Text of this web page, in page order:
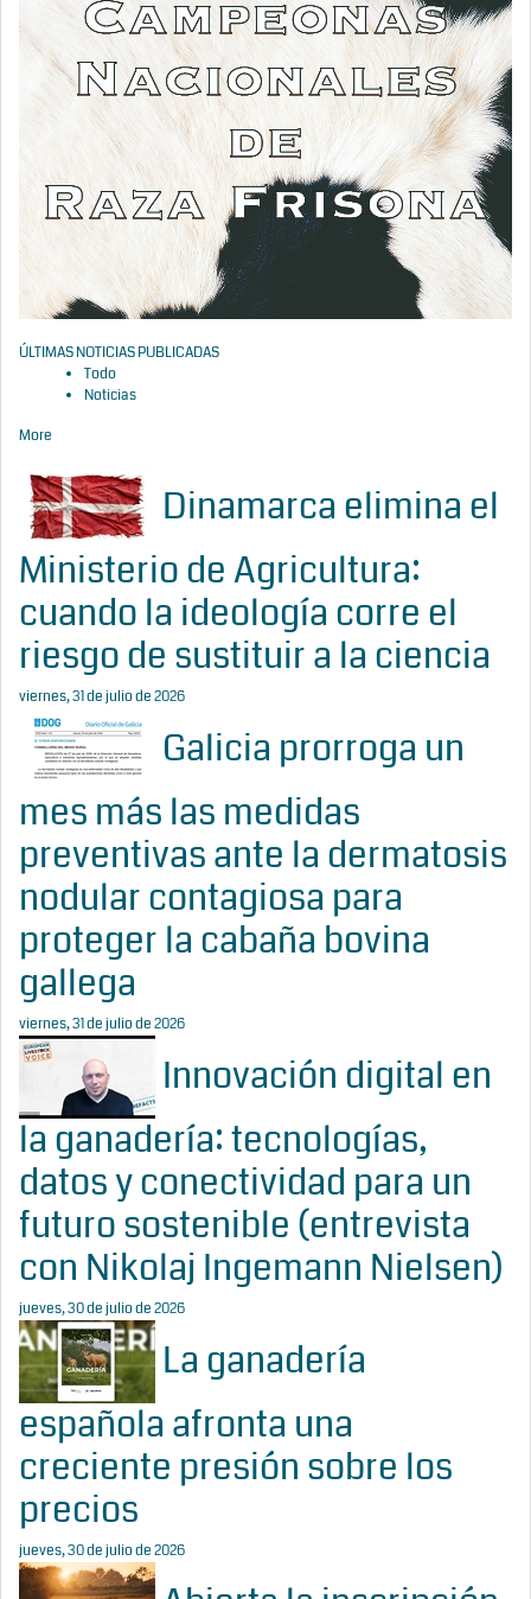
ÚLTIMAS NOTICIAS PUBLICADAS
Todo
Noticias
More
Dinamarca elimina el
Ministerio de Agricultura:
cuando la ideología corre el
riesgo de sustituir a la ciencia
viernes, 31 de julio de 2026
Galicia prorroga un
mes más las medidas
preventivas ante la dermatosis
nodular contagiosa para
proteger la cabaña bovina
gallega
viernes, 31 de julio de 2026
Innovación digital en
la ganadería: tecnologías,
datos y conectividad para un
futuro sostenible (entrevista
con Nikolaj Ingemann Nielsen)
jueves, 30 de julio de 2026
La ganadería
española afronta una
creciente presión sobre los
precios
jueves, 30 de julio de 2026